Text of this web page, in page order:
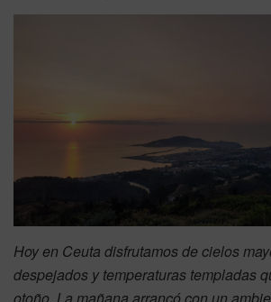
Hoy en Ceuta disfrutamos de cielos
despejados y temperaturas templadas